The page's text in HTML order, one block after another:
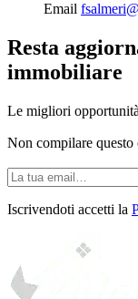
Email
Resta
immobiliare
Le migliori
Non compilare questo
La
tua
email
Iscrivendoti accetti la